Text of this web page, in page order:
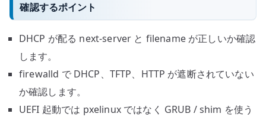
確認するポイント
DHCP が配る next-server と filename が正しいか確認
します。
firewalld で DHCP、TFTP、HTTP が遮断されていない
か確認します。
UEFI 起動では pxelinux ではなく GRUB / shim を使う